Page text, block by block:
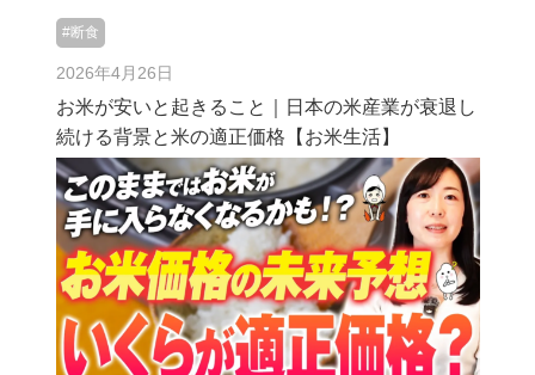
#断食
2026年4月26日
お米が安いと起きること｜日本の米産業が衰退し
続ける背景と米の適正価格【お米生活】